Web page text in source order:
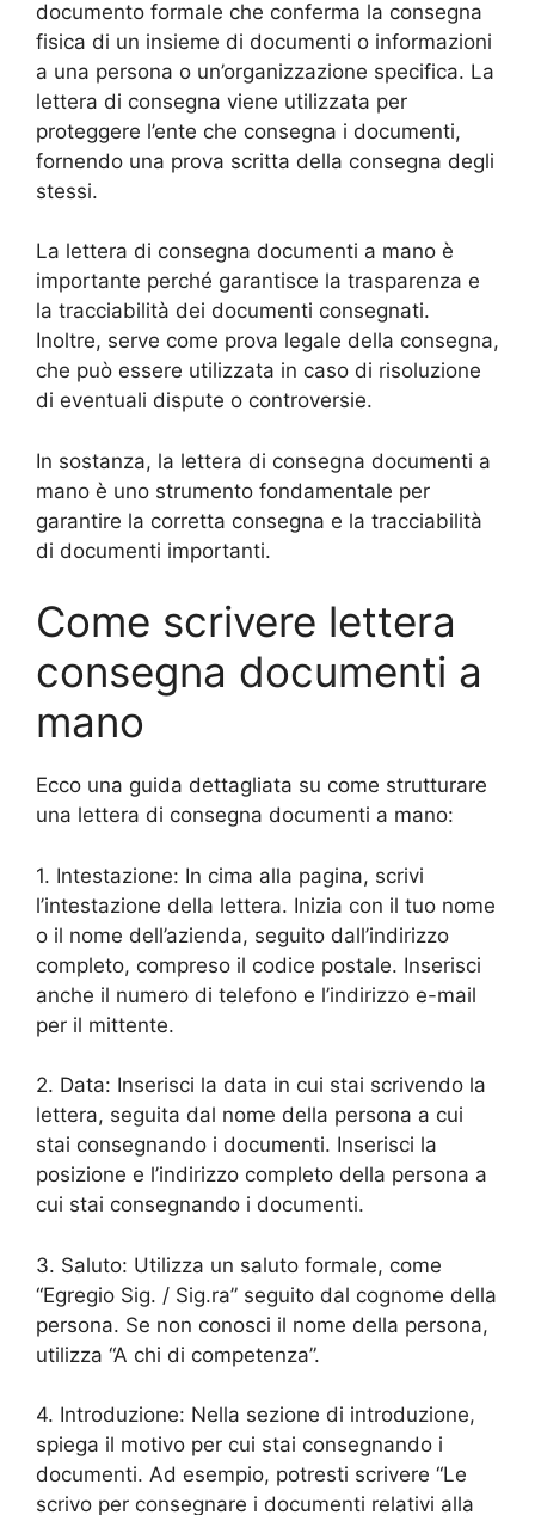
documento formale che conferma la consegna
fisica di un insieme di documenti o informazioni
a una persona o un’organizzazione specifica. La
lettera di consegna viene utilizzata per
proteggere l’ente che consegna i documenti,
fornendo una prova scritta della consegna degli
stessi.
La lettera di consegna documenti a mano è
importante perché garantisce la trasparenza e
la tracciabilità dei documenti consegnati.
Inoltre, serve come prova legale della consegna,
che può essere utilizzata in caso di risoluzione
di eventuali dispute o controversie.
In sostanza, la lettera di consegna documenti a
mano è uno strumento fondamentale per
garantire la corretta consegna e la tracciabilità
di documenti importanti.
Come scrivere lettera
consegna documenti a
mano
Ecco una guida dettagliata su come strutturare
una lettera di consegna documenti a mano:
1. Intestazione: In cima alla pagina, scrivi
l’intestazione della lettera. Inizia con il tuo nome
o il nome dell’azienda, seguito dall’indirizzo
completo, compreso il codice postale. Inserisci
anche il numero di telefono e l’indirizzo e-mail
per il mittente.
2. Data: Inserisci la data in cui stai scrivendo la
lettera, seguita dal nome della persona a cui
stai consegnando i documenti. Inserisci la
posizione e l’indirizzo completo della persona a
cui stai consegnando i documenti.
3. Saluto: Utilizza un saluto formale, come
“Egregio Sig. / Sig.ra” seguito dal cognome della
persona. Se non conosci il nome della persona,
utilizza “A chi di competenza”.
4. Introduzione: Nella sezione di introduzione,
spiega il motivo per cui stai consegnando i
documenti. Ad esempio, potresti scrivere “Le
scrivo per consegnare i documenti relativi alla